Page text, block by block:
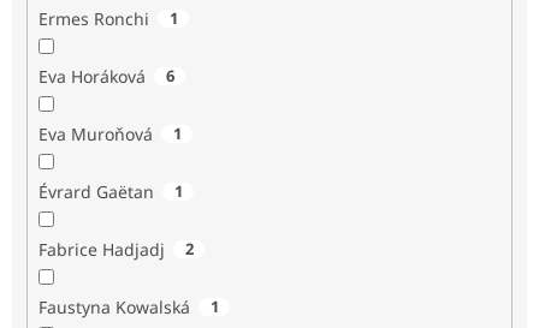
Ermes Ronchi 1
Eva Horáková 6
Eva Muroňová 1
Évrard Gaëtan 1
Fabrice Hadjadj 2
Faustyna Kowalská 1